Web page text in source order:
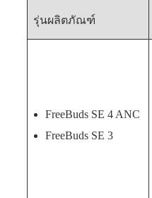
รุ่นผลิตภัณฑ์
FreeBuds SE 4 ANC
FreeBuds SE 3